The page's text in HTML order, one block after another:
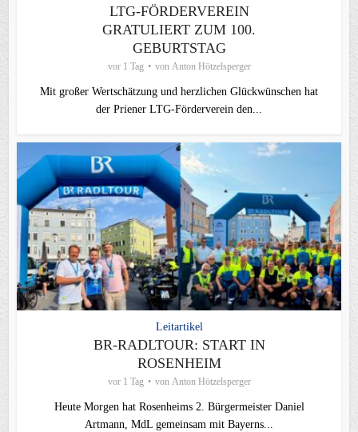
LTG-FÖRDERVEREIN
GRATULIERT ZUM 100.
GEBURTSTAG
vor 1 Tag von Anton Hötzelsperger
Mit großer Wertschätzung und herzlichen Glückwünschen hat
der Priener LTG‑Förderverein den...
Leitartikel
BR-RADLTOUR: START IN
ROSENHEIM
vor 1 Tag von Anton Hötzelsperger
Heute Morgen hat Rosenheims 2. Bürgermeister Daniel
Artmann, MdL gemeinsam mit Bayerns...